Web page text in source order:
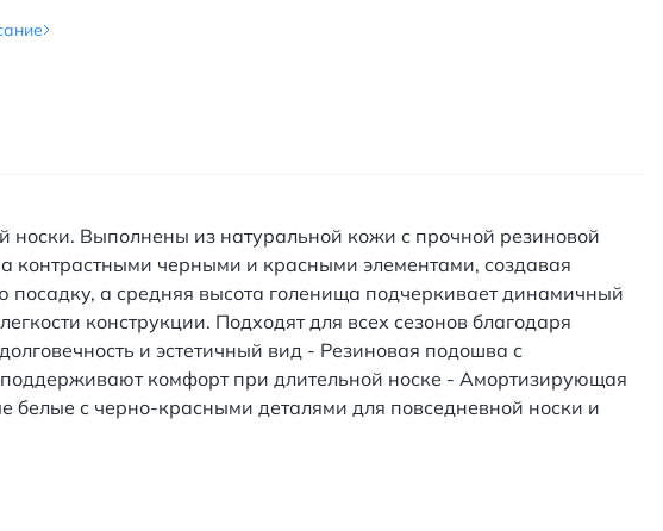
носки. Выполнены из натуральной кожи с прочной резиновой
контрастными черными и красными элементами, создавая
а средняя высота голенища подчеркивает динамичный
конструкции. Подходят для всех сезонов благодаря
и эстетичный вид - Резиновая подошва с
комфорт при длительной носке - Амортизирующая
с черно-красными деталями для повседневной носки и